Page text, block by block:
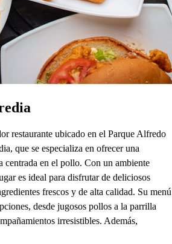
restaurante ubicado en el Parque Alfredo
que se especializa en ofrecer una
centrada en el pollo. Con un ambiente
es ideal para disfrutar de deliciosos
frescos y de alta calidad. Su menú
desde jugosos pollos a la parrilla
irresistibles. Además,